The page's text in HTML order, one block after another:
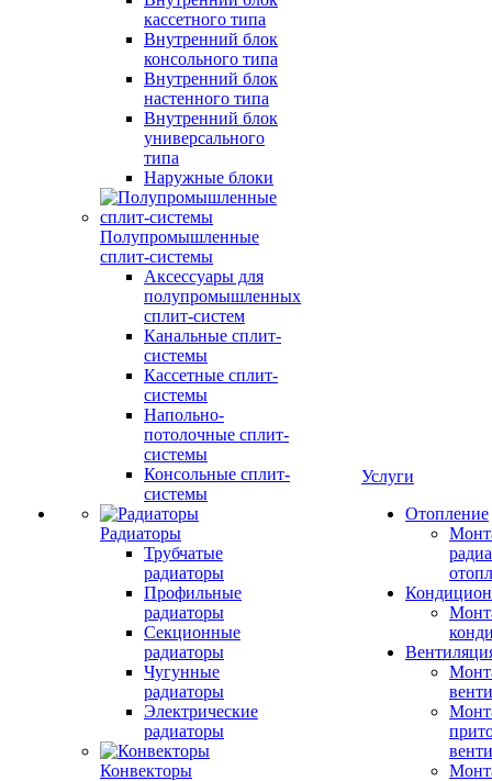
кассетного типа
Внутренний блок
консольного типа
Внутренний блок
настенного типа
Внутренний блок
универсального
типа
Наружные блоки
Полупромышленные
сплит-системы
Аксессуары для
полупромышленных
сплит-систем
Канальные сплит-
системы
Кассетные сплит-
системы
Напольно-
потолочные сплит-
системы
Консольные сплит-
системы
Радиаторы
Трубчатые
радиаторы
Профильные
радиаторы
Секционные
радиаторы
Чугунные
радиаторы
Электрические
радиаторы
Конвекторы
Услуги
Отопление